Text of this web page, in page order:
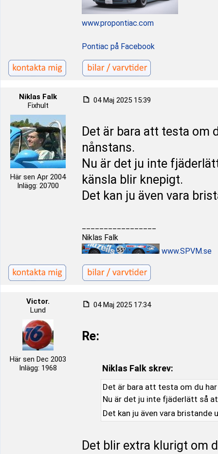
www.propontiac.com
Pontiac på Facebook
Niklas Falk
Fixhult
Här sen Apr 2004
Inlägg: 20700
04 Maj 2025 15:39
Det är bara att testa om
nånstans.
Nu är det ju inte
känsla blir knepigt.
Det kan ju även vara
Niklas Falk
www.SPVM.se
Victor.
Lund
Här sen Dec 2003
Inlägg: 1968
04 Maj 2025 17:34
Re:
Niklas Falk skrev:
Det är bara att testa om du
Nu är det ju inte fjäderlätt så
Det kan ju även vara bristande
Det blir extra klurigt om